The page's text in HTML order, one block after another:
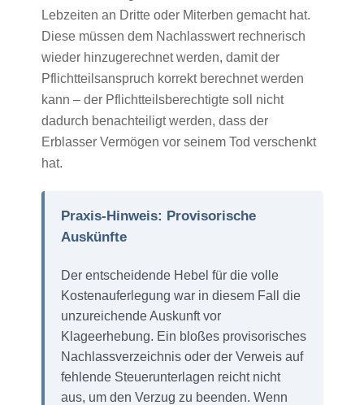
Lebzeiten an Dritte oder Miterben gemacht hat.
Diese müssen dem Nachlasswert rechnerisch
wieder hinzugerechnet werden, damit der
Pflichtteilsanspruch korrekt berechnet werden
kann – der Pflichtteilsberechtigte soll nicht
dadurch benachteiligt werden, dass der
Erblasser Vermögen vor seinem Tod verschenkt
hat.
Praxis-Hinweis: Provisorische
Auskünfte
Der entscheidende Hebel für die volle
Kostenauferlegung war in diesem Fall die
unzureichende Auskunft vor
Klageerhebung. Ein bloßes provisorisches
Nachlassverzeichnis oder der Verweis auf
fehlende Steuerunterlagen reicht nicht
aus, um den Verzug zu beenden. Wenn